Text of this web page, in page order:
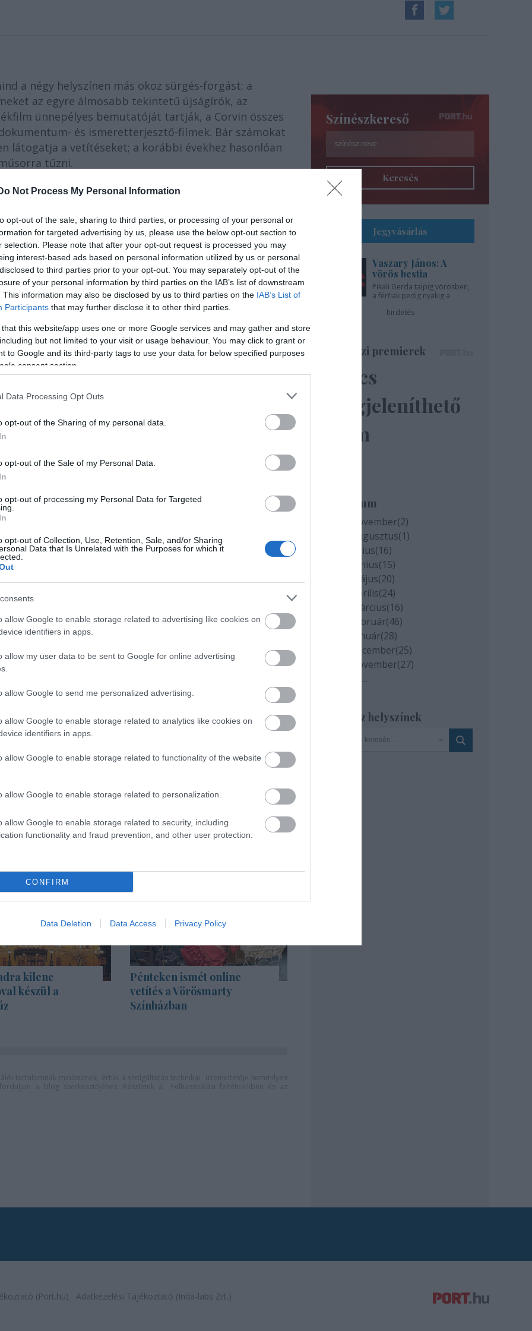
Not Process My Personal Information
opt-out of the sale, sharing to third parties, or processing of your personal or
for targeted advertising by us, please use the below opt-out section to
selection. Please note that after your opt-out request is processed you may
interest-based ads based on personal information utilized by us or personal
to third parties prior to your opt-out. You may separately opt-out of the
of your personal information by third parties on the IAB’s list of downstream
This information may also be disclosed by us to third parties on the IAB’s List of
Participants that may further disclose it to other third parties.
that this website/app uses one or more Google services and may gather and store
but not limited to your visit or usage behaviour. You may click to grant or
to Google and its third-party tags to use your data for below specified purposes
consent section.
Data Processing Opt Outs
opt-out of the Sharing of my personal data.
opt-out of the Sale of my Personal Data.
opt-out of processing my Personal Data for Targeted
opt-out of Collection, Use, Retention, Sale, and/or Sharing
Data that Is Unrelated with the Purposes for which it
allow Google to enable storage related to advertising like cookies on
identifiers in apps.
allow my user data to be sent to Google for online advertising
allow Google to send me personalized advertising.
allow Google to enable storage related to analytics like cookies on
identifiers in apps.
allow Google to enable storage related to functionality of the website
allow Google to enable storage related to personalization.
allow Google to enable storage related to security, including
functionality and fraud prevention, and other user protection.
CONFIRM
Data Deletion Data Access Privacy Policy
a négy helyszínen más okoz sürgés-forgást: a
az egyre álmosabb tekintetű újságírók, az
ünnepélyes bemutatóját tartják, a Corvin összes
és ismeretterjesztő-filmek. Bár számokat
látogatja a vetítéseket; a korábbi évekhez hasonlóan
tűzni.
- megszólalnak az alkotók
egyaránt legutóbbi munkájáért
(Spiró György:
akkori Filmszemle zsűrije. Az
pontosan
film, ami üdítő lehet azok után, hogy a hasonló
érdekes színházi közvetítésként. A szerencsés
olyan erényét, ami sikeressé tette a Radnóti
foglalkoztatják
című
létrehozásában a Magyar Televízió koproducerként
többször is műsorra kerül.
Egyetem hallgatója egyZsótér Sándoráltal tartott
BrechtRettegés és ínség a Harmadik Birodalomban
képi világú, stúdióban forgatott fekete-fehér
a jövőben lehetőség lesz a megtekintésére más
éppen
Gombaszögi Béla
kilenc
készül a
Pénteken ismét online
vetítés a Vörösmarty
Színházban
Színészkereső
Keresés
Jegyvásárlás
Vaszary János: A
vörös bestia
Pikali Gerda talpig vörösben,
a férfiak pedig nyakig a
hirdetés
Színházi premierek
Nincs
megjeleníthető
elem
Archívum
2020 november(2)
2020 augusztus(1)
2020 július(16)
2020 június(15)
2020 május(20)
2020 április(24)
2020 március(16)
2020 február(46)
2020 január(28)
2019 december(25)
2019 november(27)
...
Szinház helyszínek
(Port.hu) Adatkezelési Tájékoztató (Inda-labs Zrt.)